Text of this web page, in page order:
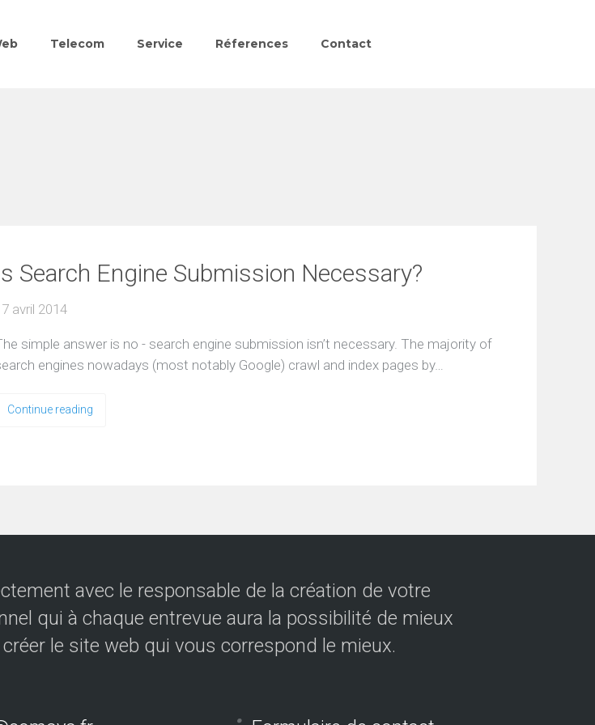
Telecom Service Réferences Contact
Search Engine Submission Necessary?
avril 2014
simple answer is no - search engine submission isn’t necessary. The majority of
engines nowadays (most notably Google) crawl and index pages by…
Continue reading
avec le responsable de la création de votre
qui à chaque entrevue aura la possibilité de mieux
le site web qui vous correspond le mieux.